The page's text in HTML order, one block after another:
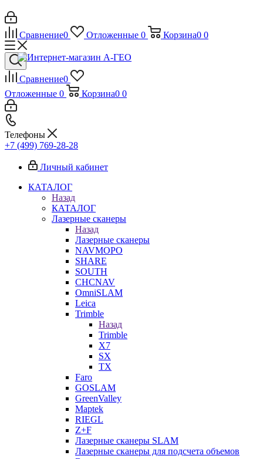
Сравнение0 Отложенные 0 Корзина0 0
Сравнение0
Отложенные 0 Корзина0 0
Телефоны
+7 (499) 769-28-28
Личный кабинет
КАТАЛОГ
Назад
КАТАЛОГ
Лазерные сканеры
Назад
Лазерные сканеры
NAVMOPO
SHARE
SOUTH
CHCNAV
OmniSLAM
Leica
Trimble
Назад
Trimble
X7
SX
TX
Faro
GOSLAM
GreenValley
Maptek
RIEGL
Z+F
Лазерные сканеры SLAM
Лазерные сканеры для подсчета объемов